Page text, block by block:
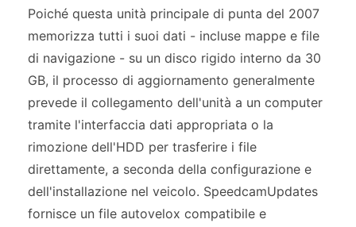
Poiché questa unità principale di punta del 2007
memorizza tutti i suoi dati - incluse mappe e file
di navigazione - su un disco rigido interno da 30
GB, il processo di aggiornamento generalmente
prevede il collegamento dell'unità a un computer
tramite l'interfaccia dati appropriata o la
rimozione dell'HDD per trasferire i file
direttamente, a seconda della configurazione e
dell'installazione nel veicolo. SpeedcamUpdates
fornisce un file autovelox compatibile e